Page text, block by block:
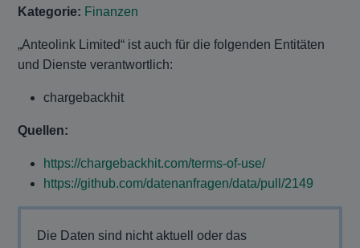
Kategorie: Finanzen
„Anteolink Limited“ ist auch für die folgenden Entitäten
und Dienste verantwortlich:
chargebackhit
Quellen:
https://chargebackhit.com/terms-of-use/
https://github.com/datenanfragen/data/pull/2149
Die Daten sind nicht aktuell oder das